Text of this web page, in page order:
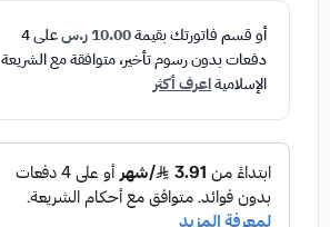
أو قسم فاتورتك بقيمة10.00 ر.س على4
دفعات بدون رسوم تأخير، متوافقة مع الشريعة
الإسلاميةاعرف أكثر